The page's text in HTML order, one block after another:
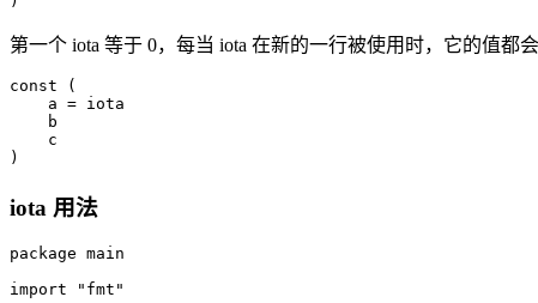
第一个 iota 等于 0，每当 iota 在新的一行被使用时，它的值都
const (
    a = iota
    b
    c
iota 用法
package main
import "fmt"